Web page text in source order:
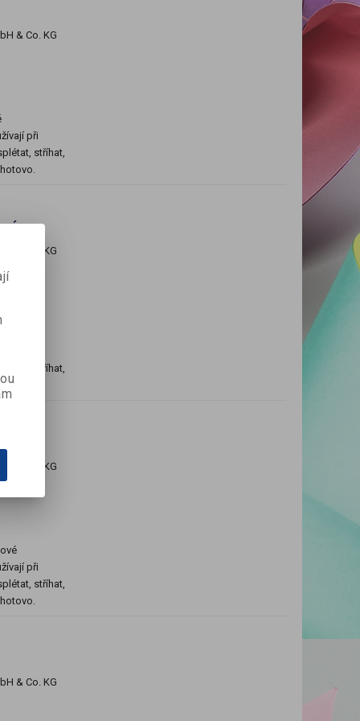
& Co. KG
při
stříhat,
& Co. KG
při
stříhat,
& Co. KG
při
stříhat,
& Co. KG